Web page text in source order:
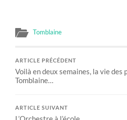
Tomblaine
ARTICLE PRÉCÉDENT
Voilà en deux semaines, la vie des
Tomblaine…
ARTICLE SUIVANT